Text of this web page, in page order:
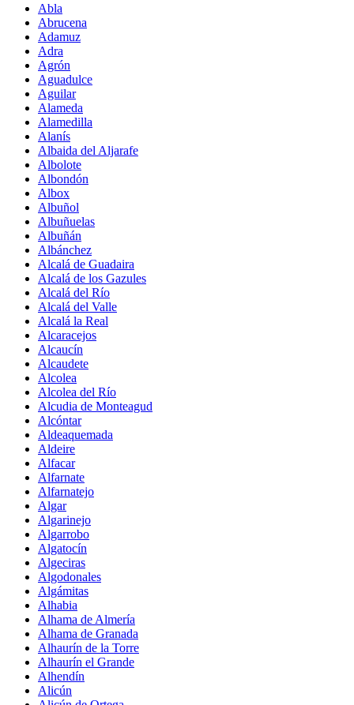
Abla
Abrucena
Adamuz
Adra
Agrón
Aguadulce
Aguilar
Alameda
Alamedilla
Alanís
Albaida del Aljarafe
Albolote
Albondón
Albox
Albuñol
Albuñuelas
Albuñán
Albánchez
Alcalá de Guadaira
Alcalá de los Gazules
Alcalá del Río
Alcalá del Valle
Alcalá la Real
Alcaracejos
Alcaucín
Alcaudete
Alcolea
Alcolea del Río
Alcudia de Monteagud
Alcóntar
Aldeaquemada
Aldeire
Alfacar
Alfarnate
Alfarnatejo
Algar
Algarinejo
Algarrobo
Algatocín
Algeciras
Algodonales
Algámitas
Alhabia
Alhama de Almería
Alhama de Granada
Alhaurín de la Torre
Alhaurín el Grande
Alhendín
Alicún